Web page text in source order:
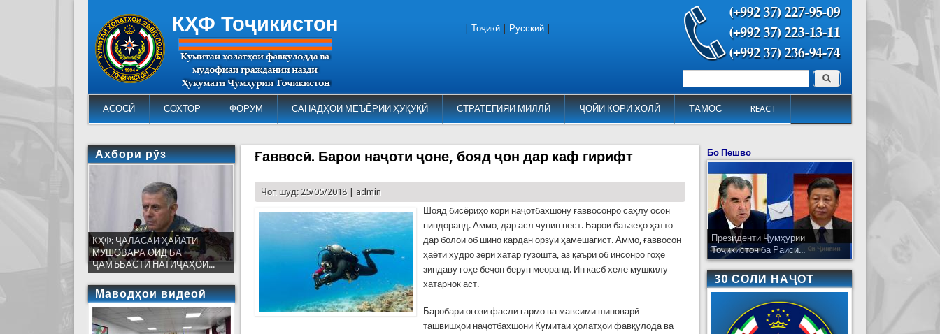
КҲФ Тоҷикистон
АСОСӢ СОХТОР ФОРУМ САНАДҲОИ МЕЪЁРИИ ҲУҚУҚӢ СТРАТЕГИЯИ МИЛЛӢ ҶОЙИ КОРИ ХОЛӢ ТАМОС REACT
Форма поиска Поиск
Тоҷикӣ Русский
Ғаввосӣ. Барои наҷоти ҷоне, бояд ҷон дар каф гирифт
Чоп шуд: 25/05/2018 | admin
Шояд бисёриҳо кори наҷотбахшону ғаввосонро саҳлу осон
пиндоранд. Аммо, дар асл чунин нест. Барои баъзеҳо ҳатто
дар болои об шино кардан орзуи ҳамешагист. Аммо, ғаввосон
ҳаёти худро зери хатар гузошта, аз қаъри об инсонро гоҳе
зиндаву гоҳе беҷон берун меоранд. Ин касб хеле мушкилу
хатарнок аст.
Баробари оғози фасли гармо ва мавсими шиноварӣ
ташвишҳои наҷотбахшони Кумитаи ҳолатҳои фавқулода ва
Ахбори рӯз
КҲФ: ҶАЛАСАИ ҲАЙАТИ
МУШОВАРА ОИД БА
ҶАМЪБАСТИ НАТИҶАҲОИ...
Маводҳои видеоӣ
Бо Пешво
Президенти Ҷумҳурии
Тоҷикистон ба Раиси...
30 СОЛИ НАҶОТ